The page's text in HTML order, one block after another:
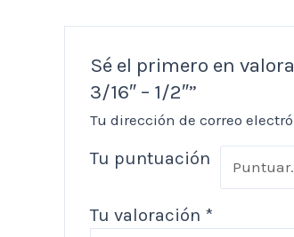
Sé el primero en
3/16″ – 1/2″”
Tu dirección de correo
Tu puntuación
Tu valoración *